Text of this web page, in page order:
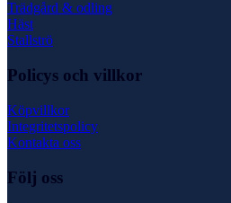
Trädgård & odling
Häst
Stallströ
Policys och villkor
Köpvillkor
Integritetspolicy
Kontakta oss
Följ oss